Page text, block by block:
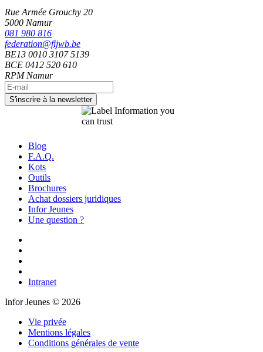
Rue Armée Grouchy 20
5000 Namur
081 980 816
federation@fijwb.be
BE13 0010 3107 5139
BCE 0412 520 610
RPM Namur
Blog
F.A.Q.
Kots
Outils
Brochures
Achat dossiers juridiques
Infor Jeunes
Une question ?
Intranet
Infor Jeunes © 2026
Vie privée
Mentions légales
Conditions générales de vente